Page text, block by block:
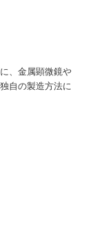
、金属顕微鏡や
自の製造方法に